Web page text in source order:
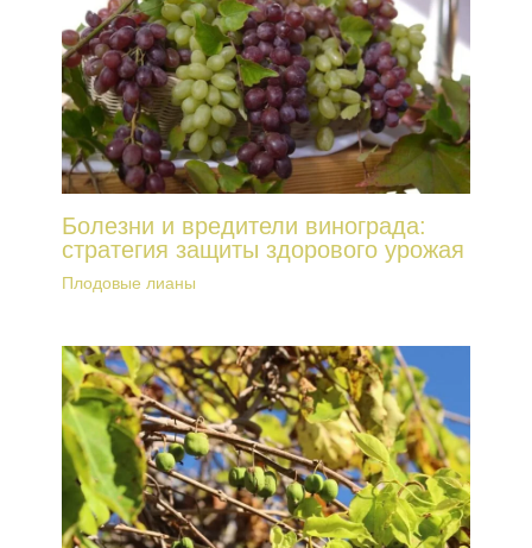
Болезни и вредители винограда:
стратегия защиты здорового урожая
Плодовые лианы